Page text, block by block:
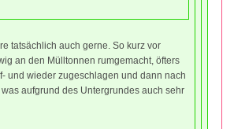
tatsächlich auch gerne. So kurz vor
an den Mülltonnen rumgemacht, öfters
und wieder zugeschlagen und dann nach
aufgrund des Untergrundes auch sehr